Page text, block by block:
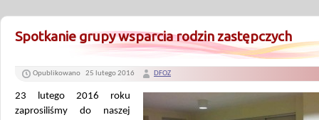
Spotkanie grupy wsparcia rodzin zastępczych
Opublikowano 25 lutego 2016 DFOZ
23 lutego 2016 roku
zaprosiliśmy do naszej